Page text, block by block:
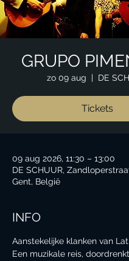
GRUPO
zo 09 aug
  |
DE
Tickets
09 aug 2026, 11:30 – 13:00
DE SCHUUR,
Gent, België
INFO
Aanstekelijke klanken van
Een muzikale reis,